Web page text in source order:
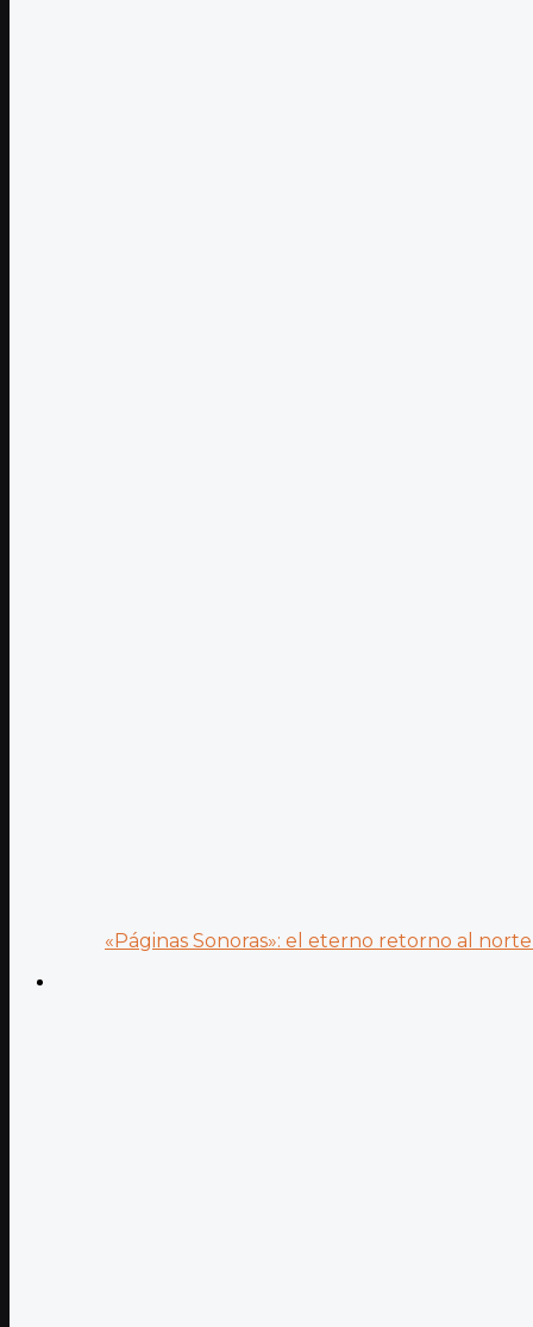
«Páginas Sonoras»: el eterno retorno al norte